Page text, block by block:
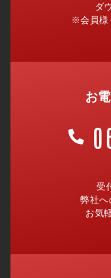
ダ
※会員様
お
受
弊社へ
お気